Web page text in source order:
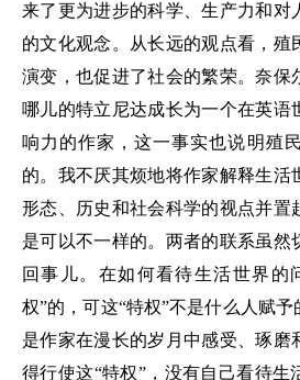
来了更为进步的科学、生产力和对
的文化观念。从长远的观点看，殖
演变，也促进了社会的繁荣。奈保
哪儿的特立尼达成长为一个在英语
响力的作家，这一事实也说明殖
的。我不厌其烦地将作家解释生活
形态、历史和社会科学的视点并置
是可以不一样的。两者的联系虽然
回事儿。在如何看待生活世界的
权”的，可这“特权”不是什么人赋
是作家在漫长的岁月中感受、琢磨
得行使这“特权”，没有自己看待生